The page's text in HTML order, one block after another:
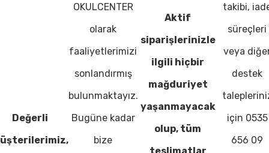
Değerli
OKULCENTER
olarak
faaliyetlerimizi
sonlandırmış
bulunmaktayız.
Bugüne kadar
bize
Aktif
siparişlerinizle
ilgili hiçbir
mağduriyet
yaşanmayacak
olup, tüm
takibi,
süreçleri
veya
destek
için 0535
656 09